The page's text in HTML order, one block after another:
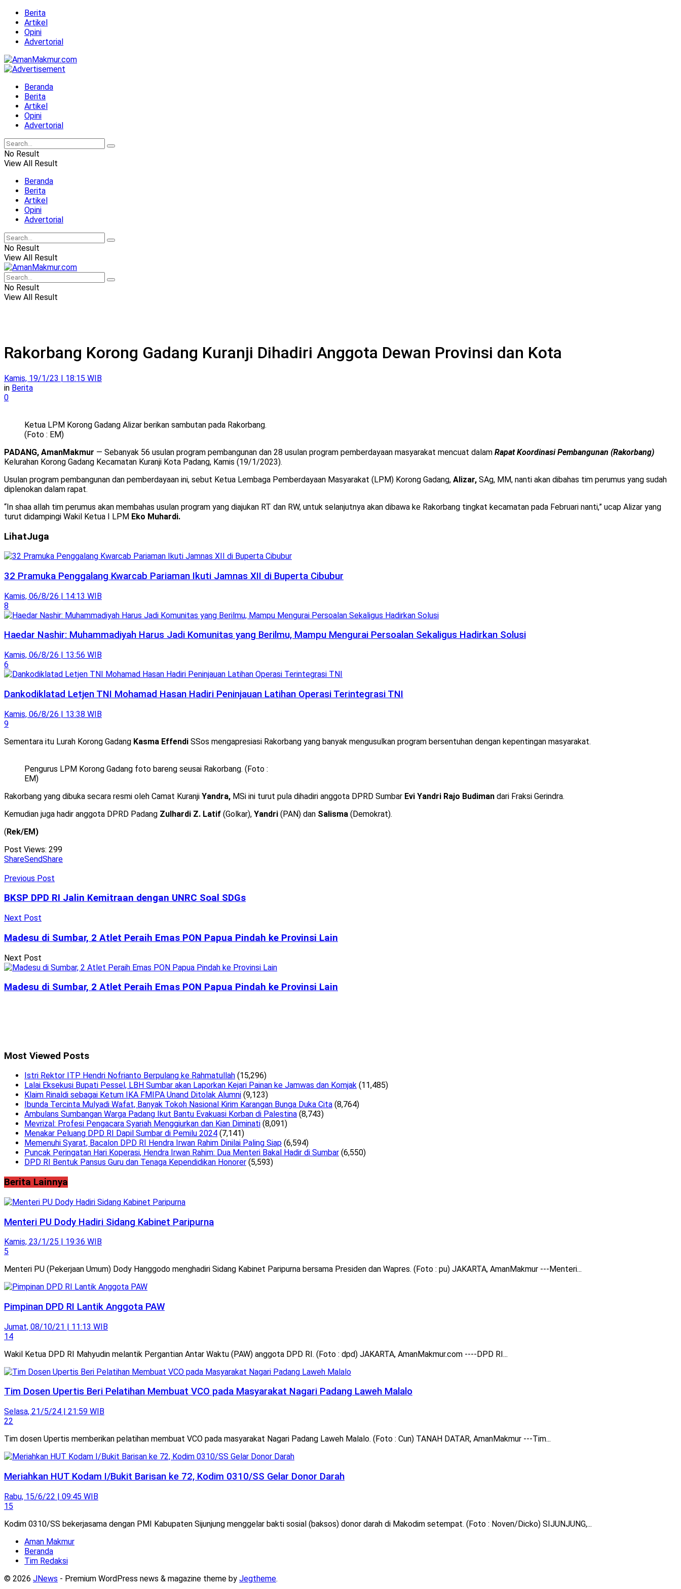
Berita
Artikel
Opini
Advertorial
Beranda
Berita
Artikel
Opini
Advertorial
No Result
View All Result
Beranda
Berita
Artikel
Opini
Advertorial
No Result
View All Result
No Result
View All Result
Rakorbang Korong Gadang Kuranji Dihadiri Anggota Dewan Provinsi dan Kota
Kamis, 19/1/23 | 18:15 WIB
in Berita
0
Ketua LPM Korong Gadang Alizar berikan sambutan pada Rakorbang.
(Foto : EM)
PADANG, AmanMakmur — Sebanyak 56 usulan program pembangunan dan 28 usulan program pemberdayaan masyarakat mencuat dalam Rapat Koordinasi Pembangunan (Rakorbang)
Kelurahan Korong Gadang Kecamatan Kuranji Kota Padang, Kamis (19/1/2023).
Usulan program pembangunan dan pemberdayaan ini, sebut Ketua Lembaga Pemberdayaan Masyarakat (LPM) Korong Gadang, Alizar, SAg, MM, nanti akan dibahas tim perumus yang sudah
diplenokan dalam rapat.
“In shaa allah tim perumus akan membahas usulan program yang diajukan RT dan RW, untuk selanjutnya akan dibawa ke Rakorbang tingkat kecamatan pada Februari nanti,” ucap Alizar yang
turut didampingi Wakil Ketua I LPM Eko Muhardi.
LihatJuga
32 Pramuka Penggalang Kwarcab Pariaman Ikuti Jamnas XII di Buperta Cibubur
Kamis, 06/8/26 | 14:13 WIB
8
Haedar Nashir: Muhammadiyah Harus Jadi Komunitas yang Berilmu, Mampu Mengurai Persoalan Sekaligus Hadirkan Solusi
Kamis, 06/8/26 | 13:56 WIB
6
Dankodiklatad Letjen TNI Mohamad Hasan Hadiri Peninjauan Latihan Operasi Terintegrasi TNI
Kamis, 06/8/26 | 13:38 WIB
9
Sementara itu Lurah Korong Gadang Kasma Effendi SSos mengapresiasi Rakorbang yang banyak mengusulkan program bersentuhan dengan kepentingan masyarakat.
Pengurus LPM Korong Gadang foto bareng seusai Rakorbang. (Foto :
EM)
Rakorbang yang dibuka secara resmi oleh Camat Kuranji Yandra, MSi ini turut pula dihadiri anggota DPRD Sumbar Evi Yandri Rajo Budiman dari Fraksi Gerindra.
Kemudian juga hadir anggota DPRD Padang Zulhardi Z. Latif (Golkar), Yandri (PAN) dan Salisma (Demokrat).
(Rek/EM)
Post Views: 299
ShareSendShare
Previous Post
BKSP DPD RI Jalin Kemitraan dengan UNRC Soal SDGs
Next Post
Madesu di Sumbar, 2 Atlet Peraih Emas PON Papua Pindah ke Provinsi Lain
Next Post
Madesu di Sumbar, 2 Atlet Peraih Emas PON Papua Pindah ke Provinsi Lain
Most Viewed Posts
Istri Rektor ITP Hendri Nofrianto Berpulang ke Rahmatullah (15,296)
Lalai Eksekusi Bupati Pessel, LBH Sumbar akan Laporkan Kejari Painan ke Jamwas dan Komjak (11,485)
Klaim Rinaldi sebagai Ketum IKA FMIPA Unand Ditolak Alumni (9,123)
Ibunda Tercinta Mulyadi Wafat, Banyak Tokoh Nasional Kirim Karangan Bunga Duka Cita (8,764)
Ambulans Sumbangan Warga Padang Ikut Bantu Evakuasi Korban di Palestina (8,743)
Mevrizal: Profesi Pengacara Syariah Menggiurkan dan Kian Diminati (8,091)
Menakar Peluang DPD RI Dapil Sumbar di Pemilu 2024 (7,141)
Memenuhi Syarat, Bacalon DPD RI Hendra Irwan Rahim Dinilai Paling Siap (6,594)
Puncak Peringatan Hari Koperasi, Hendra Irwan Rahim: Dua Menteri Bakal Hadir di Sumbar (6,550)
DPD RI Bentuk Pansus Guru dan Tenaga Kependidikan Honorer (5,593)
Berita Lainnya
Menteri PU Dody Hadiri Sidang Kabinet Paripurna
Kamis, 23/1/25 | 19:36 WIB
5
Menteri PU (Pekerjaan Umum) Dody Hanggodo menghadiri Sidang Kabinet Paripurna bersama Presiden dan Wapres. (Foto : pu) JAKARTA, AmanMakmur ---Menteri...
Pimpinan DPD RI Lantik Anggota PAW
Jumat, 08/10/21 | 11:13 WIB
14
Wakil Ketua DPD RI Mahyudin melantik Pergantian Antar Waktu (PAW) anggota DPD RI. (Foto : dpd) JAKARTA, AmanMakmur.com ----DPD RI...
Tim Dosen Upertis Beri Pelatihan Membuat VCO pada Masyarakat Nagari Padang Laweh Malalo
Selasa, 21/5/24 | 21:59 WIB
22
Tim dosen Upertis memberikan pelatihan membuat VCO pada masyarakat Nagari Padang Laweh Malalo. (Foto : Cun) TANAH DATAR, AmanMakmur ---Tim...
Meriahkan HUT Kodam I/Bukit Barisan ke 72, Kodim 0310/SS Gelar Donor Darah
Rabu, 15/6/22 | 09:45 WIB
15
Kodim 0310/SS bekerjasama dengan PMI Kabupaten Sijunjung menggelar bakti sosial (baksos) donor darah di Makodim setempat. (Foto : Noven/Dicko) SIJUNJUNG,...
Aman Makmur
Beranda
Tim Redaksi
© 2026 JNews - Premium WordPress news & magazine theme by Jegtheme.